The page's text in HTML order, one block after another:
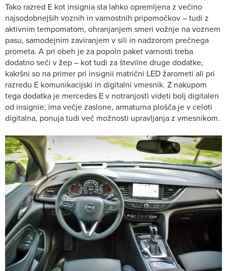
Tako razred E kot insignia sta lahko opremljena z večino
najsodobnejših voznih in varnostnih pripomočkov – tudi z
aktivnim tempomatom, ohranjanjem smeri vožnje na voznem
pasu, samodejnim zaviranjem v sili in nadzorom prečnega
prometa. A pri obeh je za popoln paket varnosti treba
dodatno seči v žep – kot tudi za številne druge dodatke,
kakršni so na primer pri insignii matrični LED žarometi ali pri
razredu E komunikacijski in digitalni vmesnik. Z nakupom
tega dodatka je mercedes E v notranjosti videti bolj digitalen
od insignie; ima večje zaslone, armaturna plošča je v celoti
digitalna, ponuja tudi več možnosti upravljanja z vmesnikom.